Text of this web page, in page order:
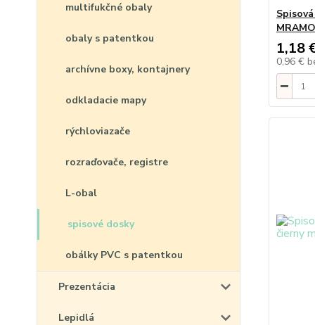
multifukčné obaly
obaly s patentkou
archívne boxy, kontajnery
odkladacie mapy
rýchloviazače
rozraďovače, registre
L-obal
spisové dosky
obálky PVC s patentkou
Prezentácia
Lepidlá
1,18
0,96 €